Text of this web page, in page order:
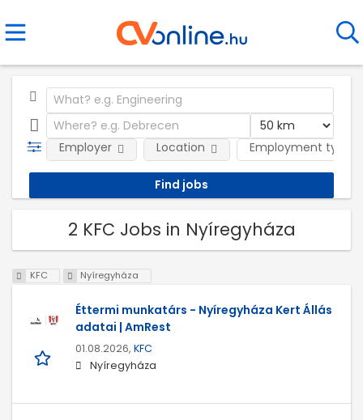
Employment type
Employer Location
2 KFC Jobs in Nyíregyháza
KFC Nyíregyháza
Éttermi munkatárs - Nyíregyháza Kert Állás
adatai | AmRest
01.08.2026, KFC
Nyíregyháza